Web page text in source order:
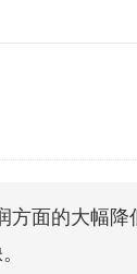
央行公
恒生聚
方面的大幅